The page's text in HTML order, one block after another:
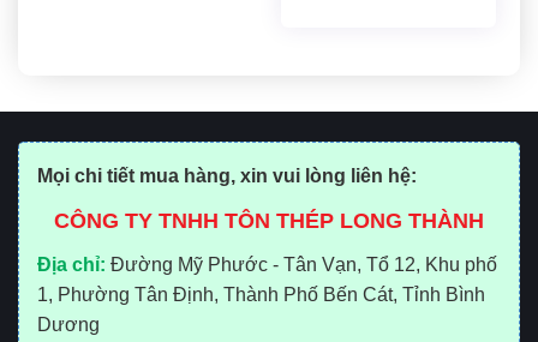
Mọi chi tiết mua hàng, xin vui lòng liên hệ:
CÔNG TY TNHH TÔN THÉP LONG THÀNH
Địa chỉ: Đường Mỹ Phước - Tân Vạn, Tổ 12, Khu phố
1, Phường Tân Định, Thành Phố Bến Cát, Tỉnh Bình
Dương